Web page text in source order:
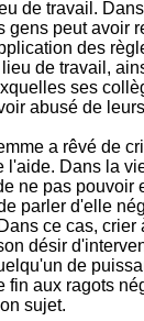
de travail.
gens peut avoir
des
de travail,
ses
abusé de
a rêvé de
l'aide. Dans la
ne pas pouvoir
parler d'elle
ce cas, crier
désir
de
fin aux ragots
sujet.